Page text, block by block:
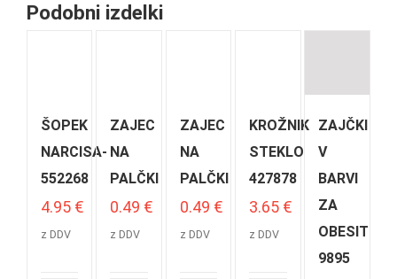
Podobni izdelki
ŠOPEK
NARCISA-
552268
4.95 €
z DDV
ZAJEC
NA
PALČKI
0.49 €
z DDV
ZAJEC
NA
PALČKI
0.49 €
z DDV
KROŽNIK
STEKLO
427878
3.65 €
z DDV
ZAJČKI
V
BARVI
ZA
OBESIT
9895